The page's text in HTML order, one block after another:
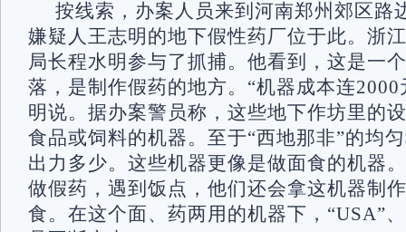
按线索，办案人员来到河南郑州郊区路
嫌疑人王志明的地下假性药厂位于此。浙
局长程水明参与了抓捕。他看到，这是一
落，是制作假药的地方。“机器成本连2000
明说。据办案警员称，这些地下作坊里的
食品或饲料的机器。至于“西地那非”的均
出力多少。这些机器更像是做面食的机器
做假药，遇到饭点，他们还会拿这机器制
食。在这个面、药两用的机器下，“USA”